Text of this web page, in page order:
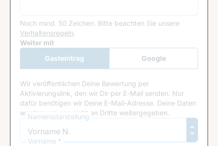
Noch mind. 50 Zeichen. Bitte beachten Sie unsere
Verhaltensregeln.
Google Recaptcha
Weiter mit
Gasteintrag
Google
Anmeldung
Wir veröffentlichen Deine Bewertung per
Aktivierungslink, den wir Dir per E-Mail senden. Nur
dafür benötigen wir Deine E-Mail-Adresse. Deine Daten
werden von uns nicht an Dritte weitergegeben.
Namensdarstellung
Vorname *